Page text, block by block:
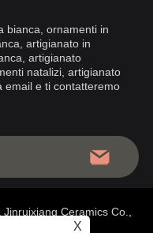
bianca, ornamenti in
artigianato in
artigianato
natalizi, artigianato
email e ti contatteremo
Ceramics Co.,
X